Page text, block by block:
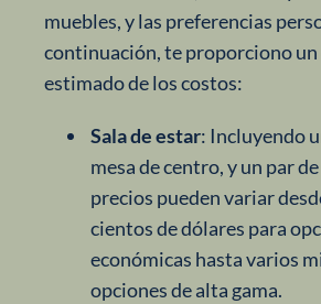
muebles, y las preferencias
continuación, te proporciono un
estimado de los costos:
Sala de estar: Incluyendo
mesa de centro, y un par
precios pueden variar
cientos de dólares para
económicas hasta varios
opciones de alta gama.